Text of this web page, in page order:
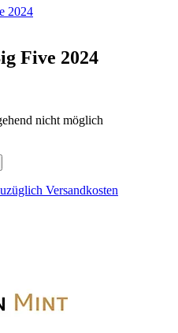
2024
Five 2024
nicht möglich
Versandkosten